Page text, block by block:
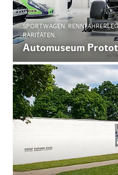
SPORTWAGEN.
RARITÄTEN.
Automuseum